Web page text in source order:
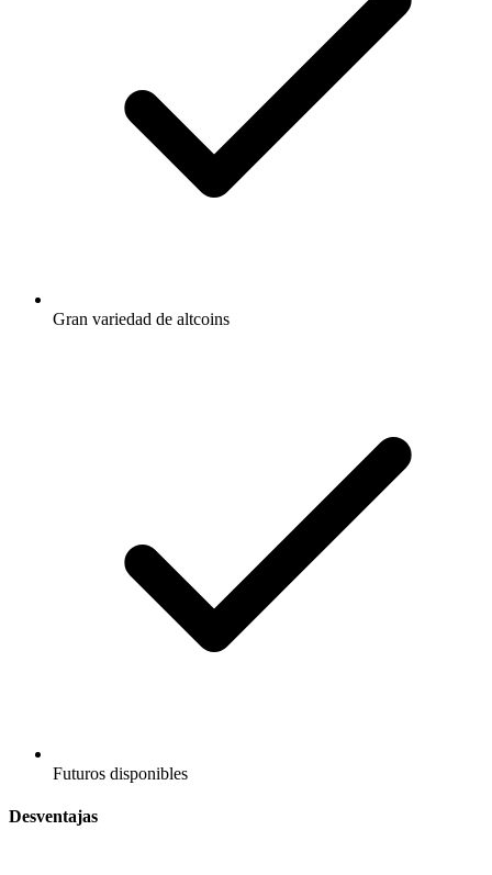
Gran variedad de altcoins
Futuros disponibles
Desventajas